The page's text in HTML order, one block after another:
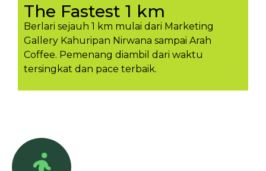
The Fastest 1 km
Berlari sejauh 1 km mulai dari Marketing
Gallery Kahuripan Nirwana sampai Arah
Coffee. Pemenang diambil dari waktu
tersingkat dan pace terbaik.